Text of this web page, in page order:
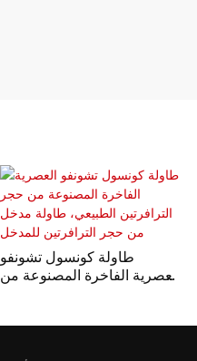
طاولة كونسول تشونفو
العصرية الفاخرة المصنوعة من